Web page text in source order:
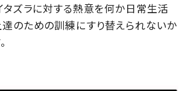
タズラに対する熱意を何か日常生活
のための訓練にすり替えられないか